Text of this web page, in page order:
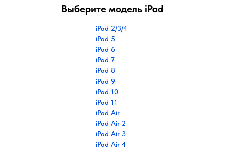
Выберите модель iPad
iPad 2/3/4
iPad 5
iPad 6
iPad 7
iPad 8
iPad 9
iPad 10
iPad 11
iPad Air
iPad Air 2
iPad Air 3
iPad Air 4